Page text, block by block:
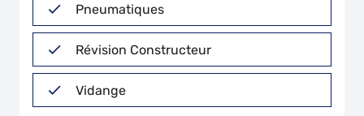
Pneumatiques
Révision Constructeur
Vidange